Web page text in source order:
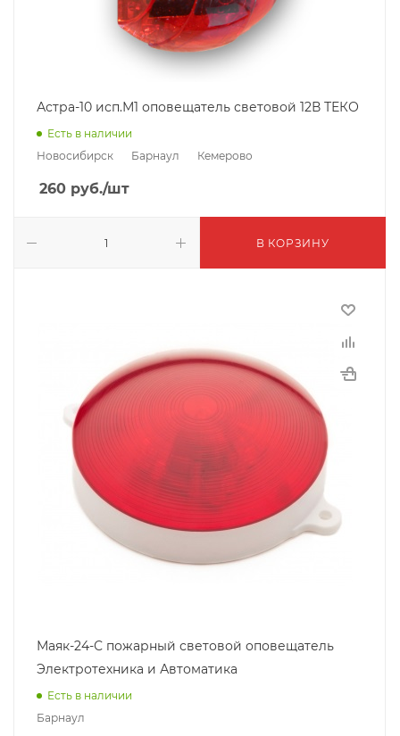
Астра-10 исп.М1 оповещатель световой 12В ТЕКО
Есть в наличии
Новосибирск
Барнаул Кемерово
260 руб./шт
В КОРЗИНУ
Маяк-24-С пожарный световой оповещатель
Электротехника и Автоматика
Есть в наличии
Барнаул